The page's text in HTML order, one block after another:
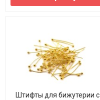
Штифты для бижутерии с